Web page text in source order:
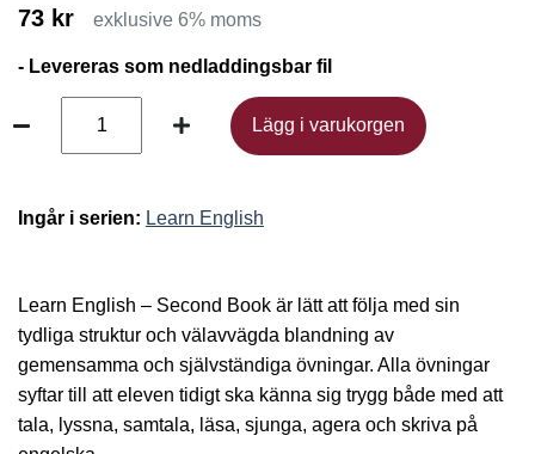
73 kr exklusive 6% moms
- Levereras som nedladdingsbar fil
Lägg i varukorgen
Lägg i varukorgen
Ingår i serien: Learn English
Learn English – Second Book är lätt att följa med sin
tydliga struktur och välavvägda blandning av
gemensamma och självständiga övningar. Alla övningar
syftar till att eleven tidigt ska känna sig trygg både med att
tala, lyssna, samtala, läsa, sjunga, agera och skriva på